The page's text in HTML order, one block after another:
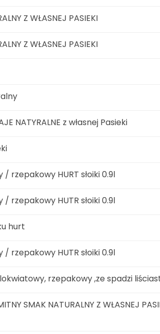
Z WŁASNEJ PASIEKI
Z WŁASNEJ PASIEKI
NATYRALNE z własnej Pasieki
rzepakowy HURT słoiki 0.9l
rzepakowy HUTR słoiki 0.9l
hurt
rzepakowy HUTR słoiki 0.9l
rzepakowy ,ze spadzi
SMAK NATURALNY Z WŁASNEJ